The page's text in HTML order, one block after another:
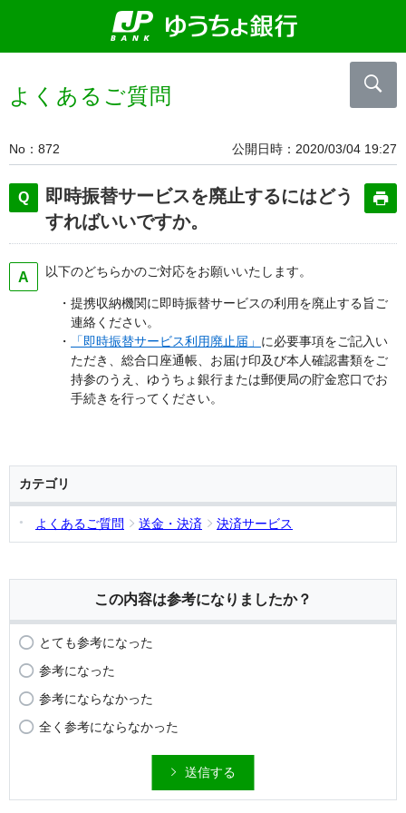
よくあるご質問
No 872 公開日時 2020/03/04 19:27
即時振替サービスを廃止するにはどう
すればいいですか。
以下のどちらかのご対応をお願いいたします。
・提携収納機関に即時振替サービスの利用を廃止する旨ご
連絡ください。
・
「即時振替サービス利用廃止届」 に必要事項をご記入い
ただき、総合口座通帳、お届け印及び本人確認書類をご
持参のうえ、ゆうちょ銀行または郵便局の貯金窓口でお
手続きを行ってください。
カテゴリ
よくあるご質問 送金・決済 決済サービス
この内容は参考になりましたか？
とても参考になった
参考になった
参考にならなかった
全く参考にならなかった
送信する